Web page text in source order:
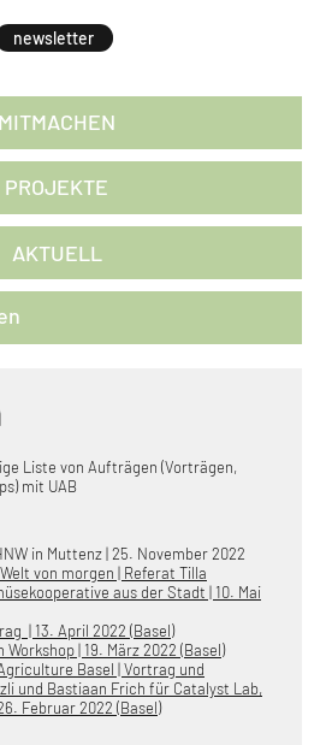
newsletter
Liste von Aufträgen (Vorträgen,
mit UAB
in Muttenz | 25. November 2022
von morgen | Referat Tilla
aus der Stadt | 10. Mai
| 13. April 2022 (Basel)
| 19. März 2022 (Basel)
Basel | Vortrag und
und Bastiaan Frich für Catalyst Lab,
Februar 2022 (Basel)
AKTUELL
PROJEKTE
MITMACHEN